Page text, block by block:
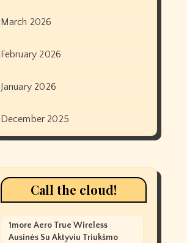
March 2026
February 2026
January 2026
December 2025
Call the cloud!
1more Aero True Wireless
Ausinės Su Aktyviu Triukšmo